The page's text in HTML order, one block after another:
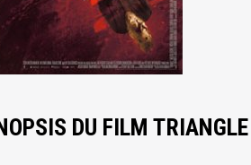
DU FILM TRIANGLE